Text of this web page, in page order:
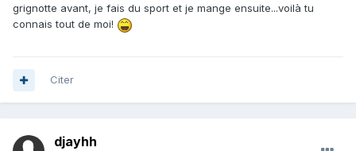
grignotte avant, je fais du sport et je mange ensuite...voilà tu
connais tout de moi!
Citer
djayhh